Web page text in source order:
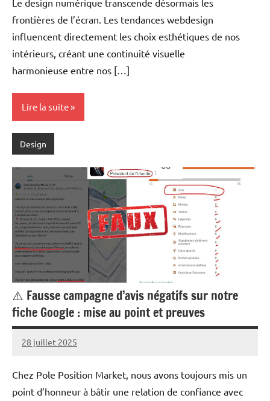
Le design numérique transcende désormais les
frontières de l’écran. Les tendances webdesign
influencent directement les choix esthétiques de nos
intérieurs, créant une continuité visuelle
harmonieuse entre nos […]
Lire la suite
Design
⚠️ Fausse campagne d’avis négatifs sur notre
fiche Google : mise au point et preuves
28 juillet 2025
Marc
Chez Pole Position Market, nous avons toujours mis un
point d’honneur à bâtir une relation de confiance avec